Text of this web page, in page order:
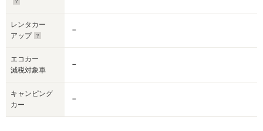
レンタカー
アップ
－
エコカー
減税対象車
－
キャンピング
カー
－